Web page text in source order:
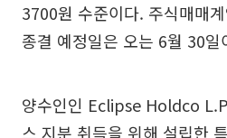
3700원 수준이다. 주식매매
종결 예정일은 오는 6월 30일
양수인인 Eclipse Holdco
스 지분 취득을 위해 설립한